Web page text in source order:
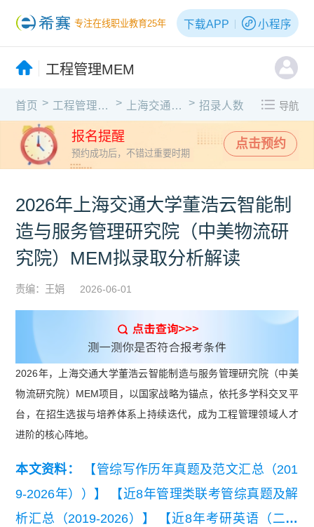
专注在线职业教育25年 下载APP 小程序
工程管理MEM
首页 > 工程管理MEM > 上海交通大学 > 招录人数 导航
报名提醒
预约成功后，不错过重要时期
点击预约
2026年上海交通大学董浩云智能制
造与服务管理研究院（中美物流研
究院）MEM拟录取分析解读
责编：王娟 2026-06-01
2026年，上海交通大学董浩云智能制造与服务管理研究院（中美
物流研究院）MEM项目，以国家战略为锚点，依托多学科交叉平
台，在招生选拔与培养体系上持续迭代，成为工程管理领域人才
进阶的核心阵地。
本文资料：
【管综写作历年真题及范文汇总（201
9-2026年））】
【近8年管理类联考管综真题及解
析汇总（2019-2026）】
【近8年考研英语（二）